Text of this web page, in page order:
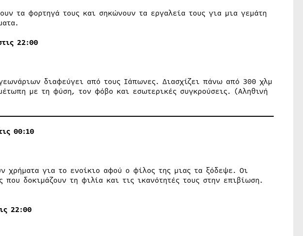
τα φορτηγά τους και σηκώνουν τα εργαλεία τους για μια γεμάτη
22:00
διαφεύγει από τους Ιάπωνες. Διασχίζει πάνω από 300 χλμ
με τη φύση, τον φόβο και εσωτερικές συγκρούσεις. (Αληθινή
00:10
χρήματα για το ενοίκιο αφού ο φίλος της μιας τα ξόδεψε. Οι
που δοκιμάζουν τη φιλία και τις ικανότητές τους στην επιβίωση.
22:00